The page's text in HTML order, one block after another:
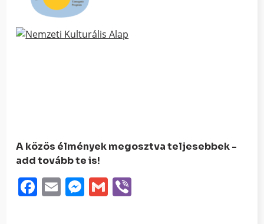
A közös élmények megosztva teljesebbek -
add tovább te is!
Facebook
EmailMessenger
Gmail